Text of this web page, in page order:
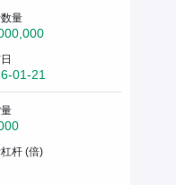
量
01-21
杆 (倍)